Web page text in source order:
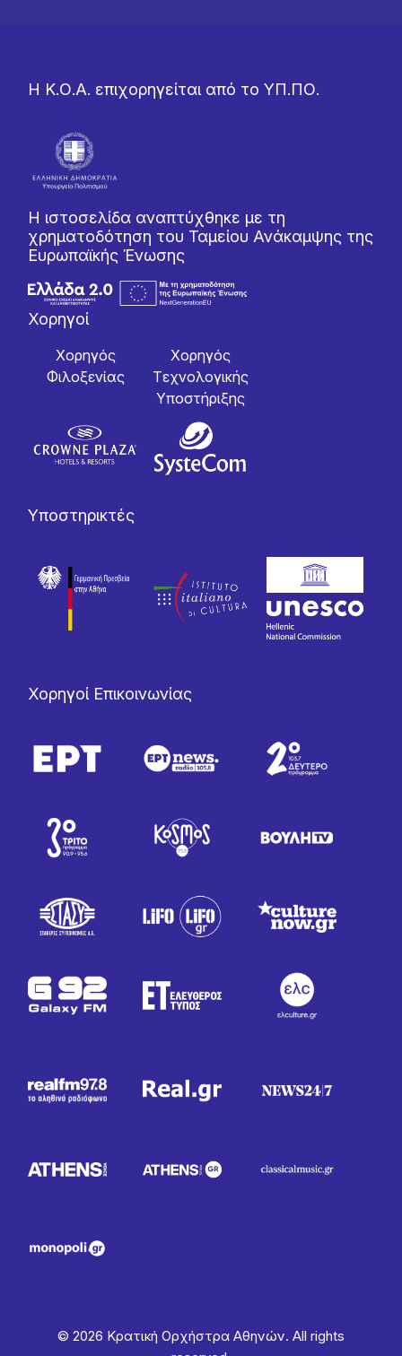
Η Κ.Ο.Α. επιχορηγείται από το ΥΠ.ΠΟ.
Η ιστοσελίδα αναπτύχθηκε με τη
χρηματοδότηση του Ταμείου Ανάκαμψης της
Ευρωπαϊκής Ένωσης
Χορηγοί
Χορηγός
Φιλοξενίας
Χορηγός
Tεχνολογικής
Yποστήριξης
Υποστηρικτές
Χορηγοί Επικοινωνίας
© 2026 Κρατική Ορχήστρα Αθηνών. All rights